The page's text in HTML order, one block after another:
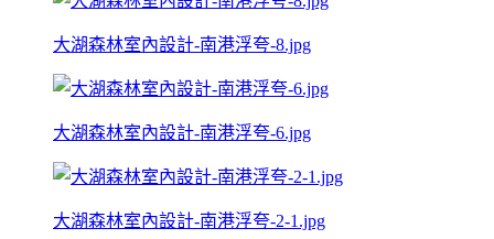
大湖森林室內設計-南港浮夸-8.jpg
大湖森林室內設計-南港浮夸-6.jpg
大湖森林室內設計-南港浮夸-2-1.jpg